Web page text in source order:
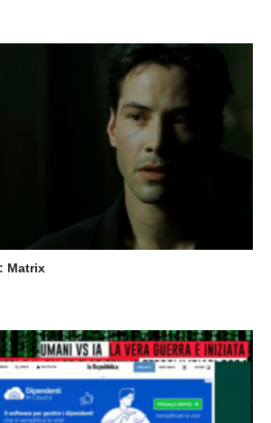
Matrix